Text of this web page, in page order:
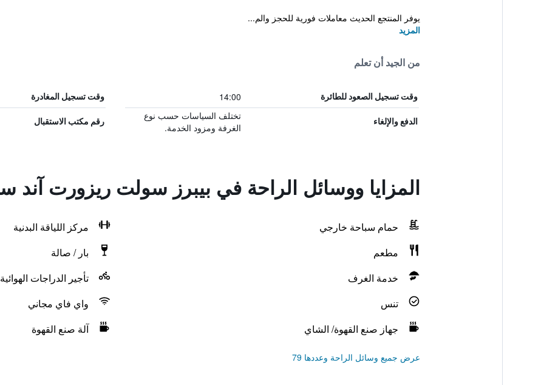
يوفر المنتجع الحديث معاملات فورية للحجز والم...
المزيد
من الجيد أن تعلم
وقت تسجيل الصعود للطائرة 14:00 وقت تسجيل المغادرة
الدفع والإلغاء
تختلف السياسات حسب نوع
الغرفة ومزود الخدمة.
رقم مكتب الاستقبال
المزايا ووسائل الراحة في بيبرز سولت ريزورت آند
حمام سباحة خارجي
مركز اللياقة البدنية
مطعم
بار / صالة
خدمة الغرف
تأجير الدراجات الهوائية
تنس
واي فاي مجاني
جهاز صنع القهوة/ الشاي
آلة صنع القهوة
عرض جميع وسائل الراحة وعددها 79